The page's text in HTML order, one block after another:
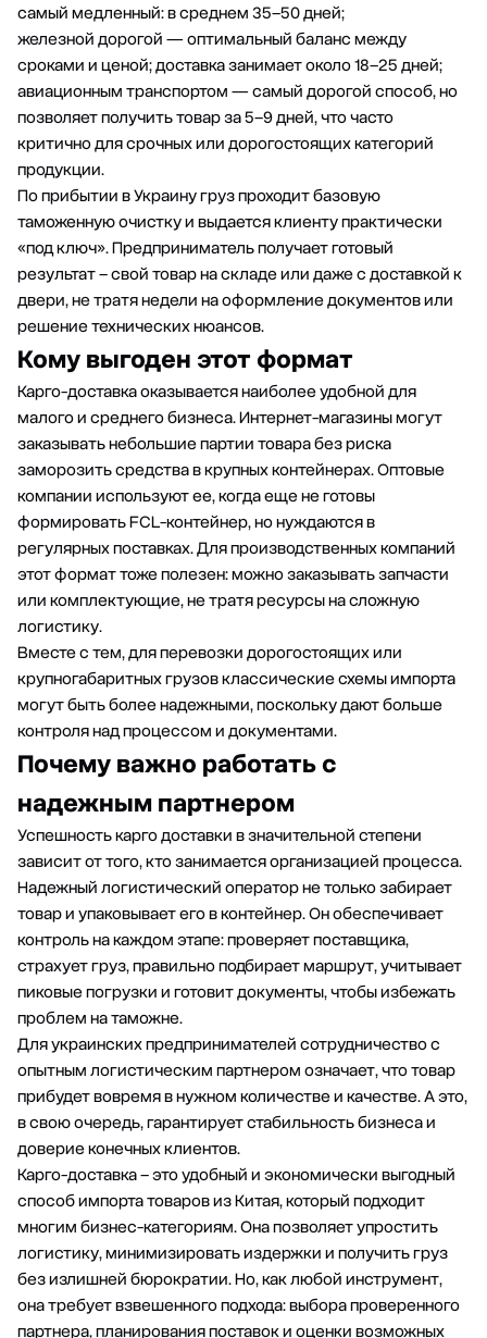
самый медленный: в среднем 35–50 дней;
железной дорогой— оптимальный баланс между
сроками и ценой; доставка занимает около 18–25 дней;
авиационным транспортом— самый дорогой способ, но
позволяет получить товар за 5–9 дней, что часто
критично для срочных или дорогостоящих категорий
продукции.
По прибытии в Украину груз проходит базовую
таможенную очистку и выдается клиенту практически
«под ключ». Предприниматель получает готовый
результат – свой товар на складе или даже с доставкой к
двери, не тратя недели на оформление документов или
решение технических нюансов.
Кому выгоден этот формат
Карго-доставка оказывается наиболее удобной для
малого и среднего бизнеса. Интернет-магазины могут
заказывать небольшие партии товара без риска
заморозить средства в крупных контейнерах. Оптовые
компании используют ее, когда еще не готовы
формировать FCL-контейнер, но нуждаются в
регулярных поставках. Для производственных компаний
этот формат тоже полезен: можно заказывать запчасти
или комплектующие, не тратя ресурсы на сложную
логистику.
Вместе с тем, для перевозки дорогостоящих или
крупногабаритных грузов классические схемы импорта
могут быть более надежными, поскольку дают больше
контроля над процессом и документами.
Почему важно работать с
надежным партнером
Успешность карго доставки в значительной степени
зависит от того, кто занимается организацией процесса.
Надежный логистический оператор не только забирает
товар и упаковывает его в контейнер. Он обеспечивает
контроль на каждом этапе: проверяет поставщика,
страхует груз, правильно подбирает маршрут, учитывает
пиковые погрузки и готовит документы, чтобы избежать
проблем на таможне.
Для украинских предпринимателей сотрудничество с
опытным логистическим партнером означает, что товар
прибудет вовремя в нужном количестве и качестве. А это,
в свою очередь, гарантирует стабильность бизнеса и
доверие конечных клиентов.
Карго-доставка – это удобный и экономически выгодный
способ импорта товаров из Китая, который подходит
многим бизнес-категориям. Она позволяет упростить
логистику, минимизировать издержки и получить груз
без излишней бюрократии. Но, как любой инструмент,
она требует взвешенного подхода: выбора проверенного
партнера, планирования поставок и оценки возможных